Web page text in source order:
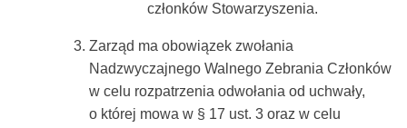
członków Stowarzyszenia.
Zarząd ma obowiązek zwołania
Nadzwyczajnego Walnego Zebrania Członków
w celu rozpatrzenia odwołania od uchwały,
o której mowa w § 17 ust. 3 oraz w celu